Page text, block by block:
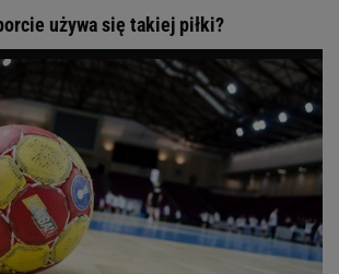
używa się takiej piłki?